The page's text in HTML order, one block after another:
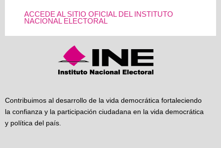
ACCEDE AL SITIO OFICIAL DEL INSTITUTO
NACIONAL ELECTORAL
Contribuimos al desarrollo de la vida democrática fortaleciendo
la confianza y la participación ciudadana en la vida democrática
y política del país.